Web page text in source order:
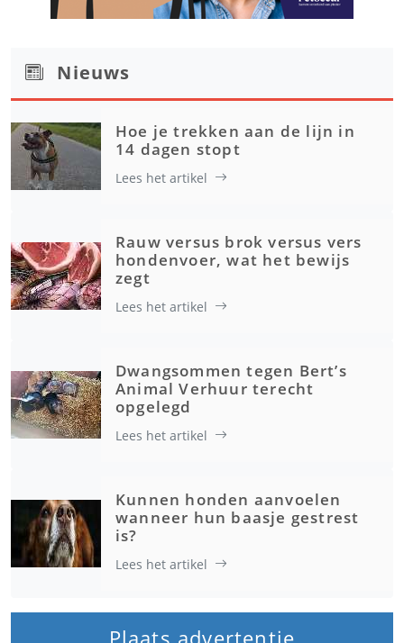
Nieuws
Hoe je trekken aan de lijn in
14 dagen stopt
Lees het artikel
Rauw versus brok versus vers
hondenvoer, wat het bewijs
zegt
Lees het artikel
Dwangsommen tegen Bert’s
Animal Verhuur terecht
opgelegd
Lees het artikel
Kunnen honden aanvoelen
wanneer hun baasje gestrest
is?
Lees het artikel